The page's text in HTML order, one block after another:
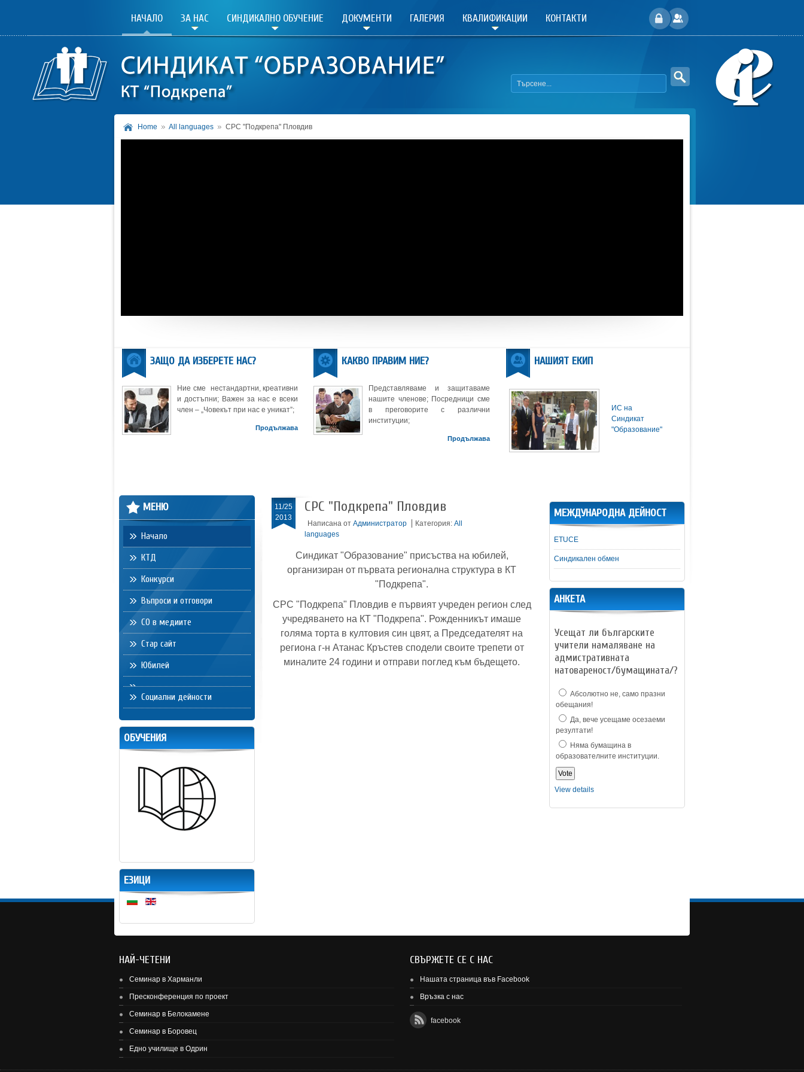
НАЧАЛО ЗА НАС СИНДИКАЛНО ОБУЧЕНИЕ ДОКУМЕНТИ ГАЛЕРИЯ КВАЛИФИКАЦИИ КОНТАКТИ
Home All languages СРС "Подкрепа" Пловдив
ЗАЩО ДА ИЗБЕРЕТЕ НАС?
Ние сме нестандартни, креативни
и достъпни; Важен за нас е всеки
член – „Човекът при нас е уникат”;
Продължава
КАКВО ПРАВИМ НИЕ?
Представляваме и защитаваме
нашите членове; Посредници сме
в преговорите с различни
институции;
Продължава
НАШИЯТ ЕКИП
ИС на
Синдикат
"Образование"
11/25
2013
СРС "Подкрепа" Пловдив
Написана от Администратор Категория: All
languages
Синдикат "Образование" присъства на юбилей,
организиран от първата регионална структура в КТ
"Подкрепа".
СРС "Подкрепа" Пловдив е първият учреден регион след
учредяването на КТ "Подкрепа". Рожденникът имаше
голяма торта в култовия син цвят, а Председателят на
региона г-н Атанас Кръстев сподели своите трепети от
миналите 24 години и отправи поглед към бъдещето.
МЕЖДУНАРОДНА ДЕЙНОСТ
ETUCE
Синдикален обмен
АНКЕТА
Усещат ли българските
учители намаляване на
адмистративната
натовареност/бумащината/?
Абсолютно не, само празни
обещания!
Да, вече усещаме осезаеми
резултати!
Няма бумащина в
образователните институции.
View details
МЕНЮ
Начало
КТД
Конкурси
Въпроси и отговори
СО в медиите
Стар сайт
Юбилей
Социални дейности
ОБУЧЕНИЯ
ЕЗИЦИ
НАЙ-ЧЕТЕНИ
Семинар в Харманли
Пресконференция по проект
Семинар в Белокамене
Семинар в Боровец
Едно училище в Одрин
СВЪРЖЕТЕ СЕ С НАС
Нашата страница във Facebook
Връзка с нас
facebook